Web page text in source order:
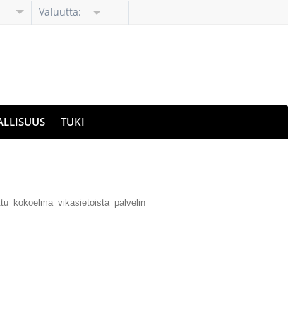
Valuutta:
TUKI
kokoelma vikasietoista palvelin